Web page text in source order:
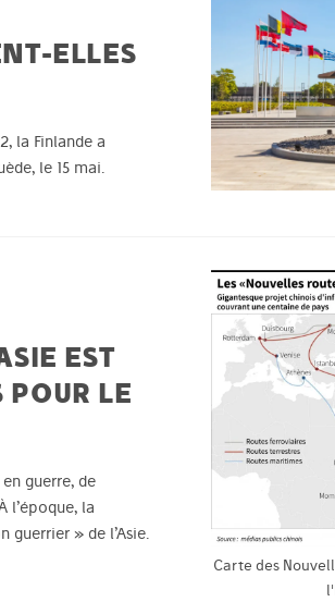
ELLES
la Finlande a
le 15 mai.
EST
LE
guerre, de
l’époque, la
guerrier » de l’Asie.
Carte des